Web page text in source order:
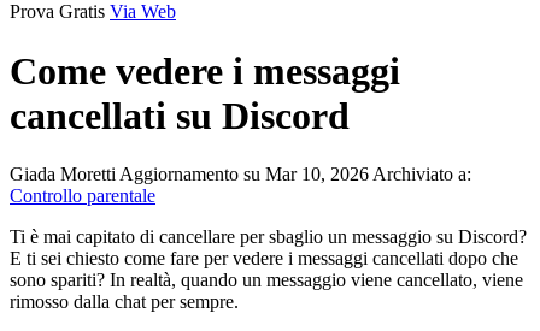
Prova Gratis Via Web
Come vedere i messaggi
cancellati su Discord
Giada Moretti Aggiornamento su Mar 10, 2026 Archiviato a:
Controllo parentale
Ti è mai capitato di cancellare per sbaglio un messaggio su Discord?
E ti sei chiesto come fare per vedere i messaggi cancellati dopo che
sono spariti? In realtà, quando un messaggio viene cancellato, viene
rimosso dalla chat per sempre.